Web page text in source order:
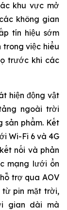
khu vực mở
không gian
tín hiệu sớm
trong việc hiểu
trước khi các
hiện động vật
ngoài trời
sản phẩm. Kết
Wi-Fi 6 và 4G
nối và phản
mạng lưới ổn
trợ qua AOV
từ pin mặt trời,
gian dài mà